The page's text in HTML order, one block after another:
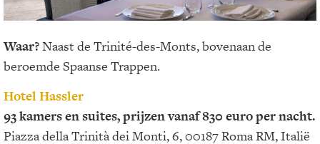
Waar?Naast de Trinité-des-Monts, bovenaan de
beroemde Spaanse Trappen.
Hotel Hassler
93 kamers en suites, prijzen vanaf 830 euro per nacht.
Piazza della Trinità dei Monti, 6, 00187 Roma RM, Italië